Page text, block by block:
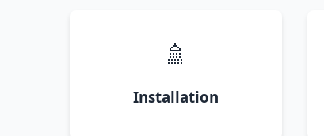
🚿
Installation